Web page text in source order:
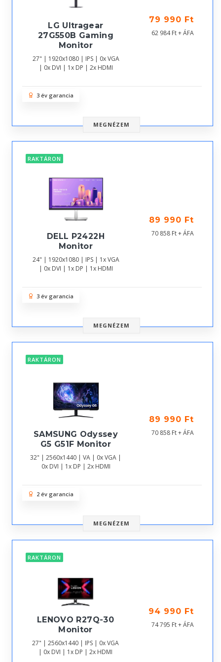
LG Ultragear
27G550B Gaming
Monitor
27" | 1920x1080 | IPS | 0x VGA
| 0x DVI | 1x DP | 2x HDMI
79 990 Ft
62 984 Ft + ÁFA
3 év garancia
MEGNÉZEM
RAKTÁRON
DELL P2422H
Monitor
24" | 1920x1080 | IPS | 1x VGA
| 0x DVI | 1x DP | 1x HDMI
89 990 Ft
70 858 Ft + ÁFA
3 év garancia
MEGNÉZEM
RAKTÁRON
SAMSUNG Odyssey
G5 G51F Monitor
32" | 2560x1440 | VA | 0x VGA |
0x DVI | 1x DP | 2x HDMI
89 990 Ft
70 858 Ft + ÁFA
2 év garancia
MEGNÉZEM
RAKTÁRON
LENOVO R27Q-30
Monitor
27" | 2560x1440 | IPS | 0x VGA
| 0x DVI | 1x DP | 2x HDMI
94 990 Ft
74 795 Ft + ÁFA